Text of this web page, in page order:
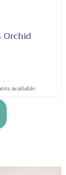
available